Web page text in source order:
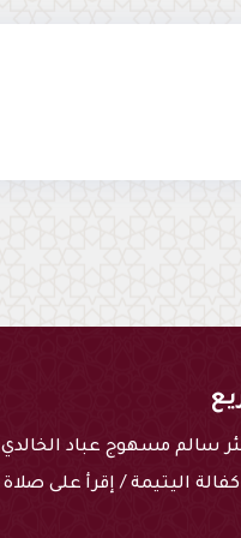
سالم مسهوج عباد الخالدي
اليتيمة / إقرأ على صلاة